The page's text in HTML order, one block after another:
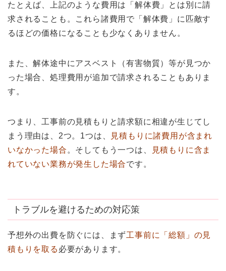
たとえば、上記のような費用は「解体費」とは別に請
求されることも。これら諸費用で「解体費」に匹敵す
るほどの価格になることも少なくありません。
また、解体途中にアスベスト（有害物質）等が見つか
った場合、処理費用が追加で請求されることもありま
す。
つまり、工事前の見積もりと請求額に相違が生じてし
まう理由は、2つ。1つは、
見積もりに諸費用が含まれ
いなかった場合 。そしてもう一つは、
見積もりに含ま
れていない業務が発生した場合です。
トラブルを避けるための対応策
予想外の出費を防ぐには、まず工事前に「総額」の見
積もりを取る 必要があります。